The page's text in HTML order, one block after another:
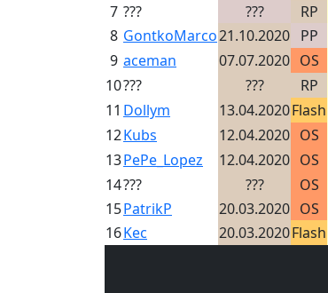
7 ??? ??? RP
8 GontkoMarco21.10.2020 PP
9 aceman 07.07.2020 OS
10??? ??? RP
11 Dollym 13.04.2020Flash
12Kubs 12.04.2020 OS
13PePe_Lopez 12.04.2020 OS
14??? ??? OS
15PatrikP 20.03.2020 OS
16Kec 20.03.2020Flash